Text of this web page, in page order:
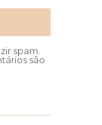
spam.
são